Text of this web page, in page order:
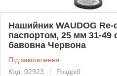
Нашийник WAUDOG Re-
паспортом, 25 мм 31-49
бавовна Червона
Під замовлення
Код: 02923
Роздріб